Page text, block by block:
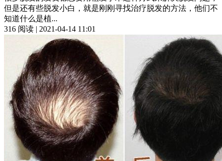
但是还有些脱发小白，就是刚刚寻找治疗脱发的方法，他们不
知道什么是植...
316 阅读 | 2021-04-14 11:01